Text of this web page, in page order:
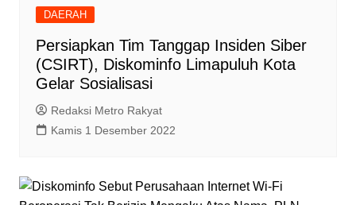
DAERAH
Persiapkan Tim Tanggap Insiden Siber
(CSIRT), Diskominfo Limapuluh Kota
Gelar Sosialisasi
Redaksi Metro Rakyat
Kamis 1 Desember 2022